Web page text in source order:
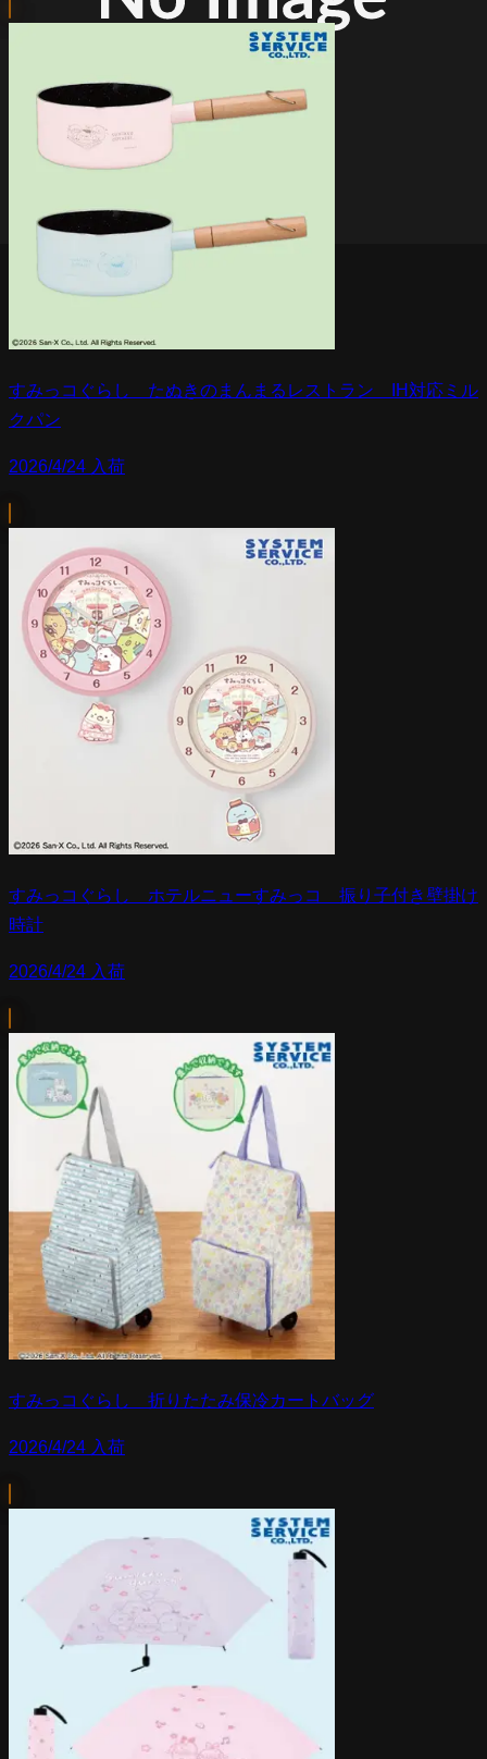
すみっコぐらし たぬきのまんまるレストラン IH対応ミル
クパン
2026/4/24 入荷
すみっコぐらし ホテルニューすみっコ 振り子付き壁掛け
時計
2026/4/24 入荷
すみっコぐらし 折りたたみ保冷カートバッグ
2026/4/24 入荷